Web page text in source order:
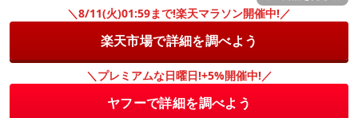
＼8/11(火)01:59まで!楽天マラソン開催中!／
楽天市場で詳細を調べよう
＼プレミアムな日曜日!+5%開催中!／
ヤフーで詳細を調べよう